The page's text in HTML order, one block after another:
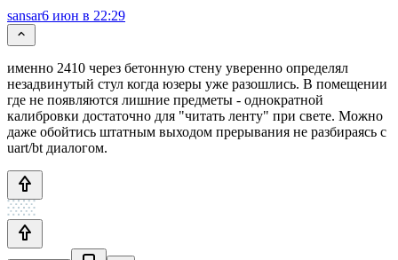
sansar6 июн в 22:29
именно 2410 через бетонную стену уверенно определял
незадвинутый стул когда юзеры уже разошлись. В помещении
где не появляются лишние предметы - однократной
калибровки достаточно для "читать ленту" при свете. Можно
даже обойтись штатным выходом прерывания не разбираясь с
uart/bt диалогом.